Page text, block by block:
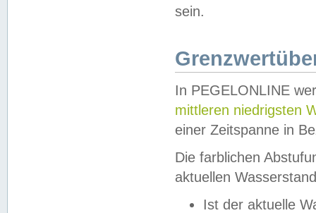
sein.
In PEGELONLINE
mittleren niedrigsten
einer Zeitspanne in
Die farblichen
aktuellen
Ist der aktuelle